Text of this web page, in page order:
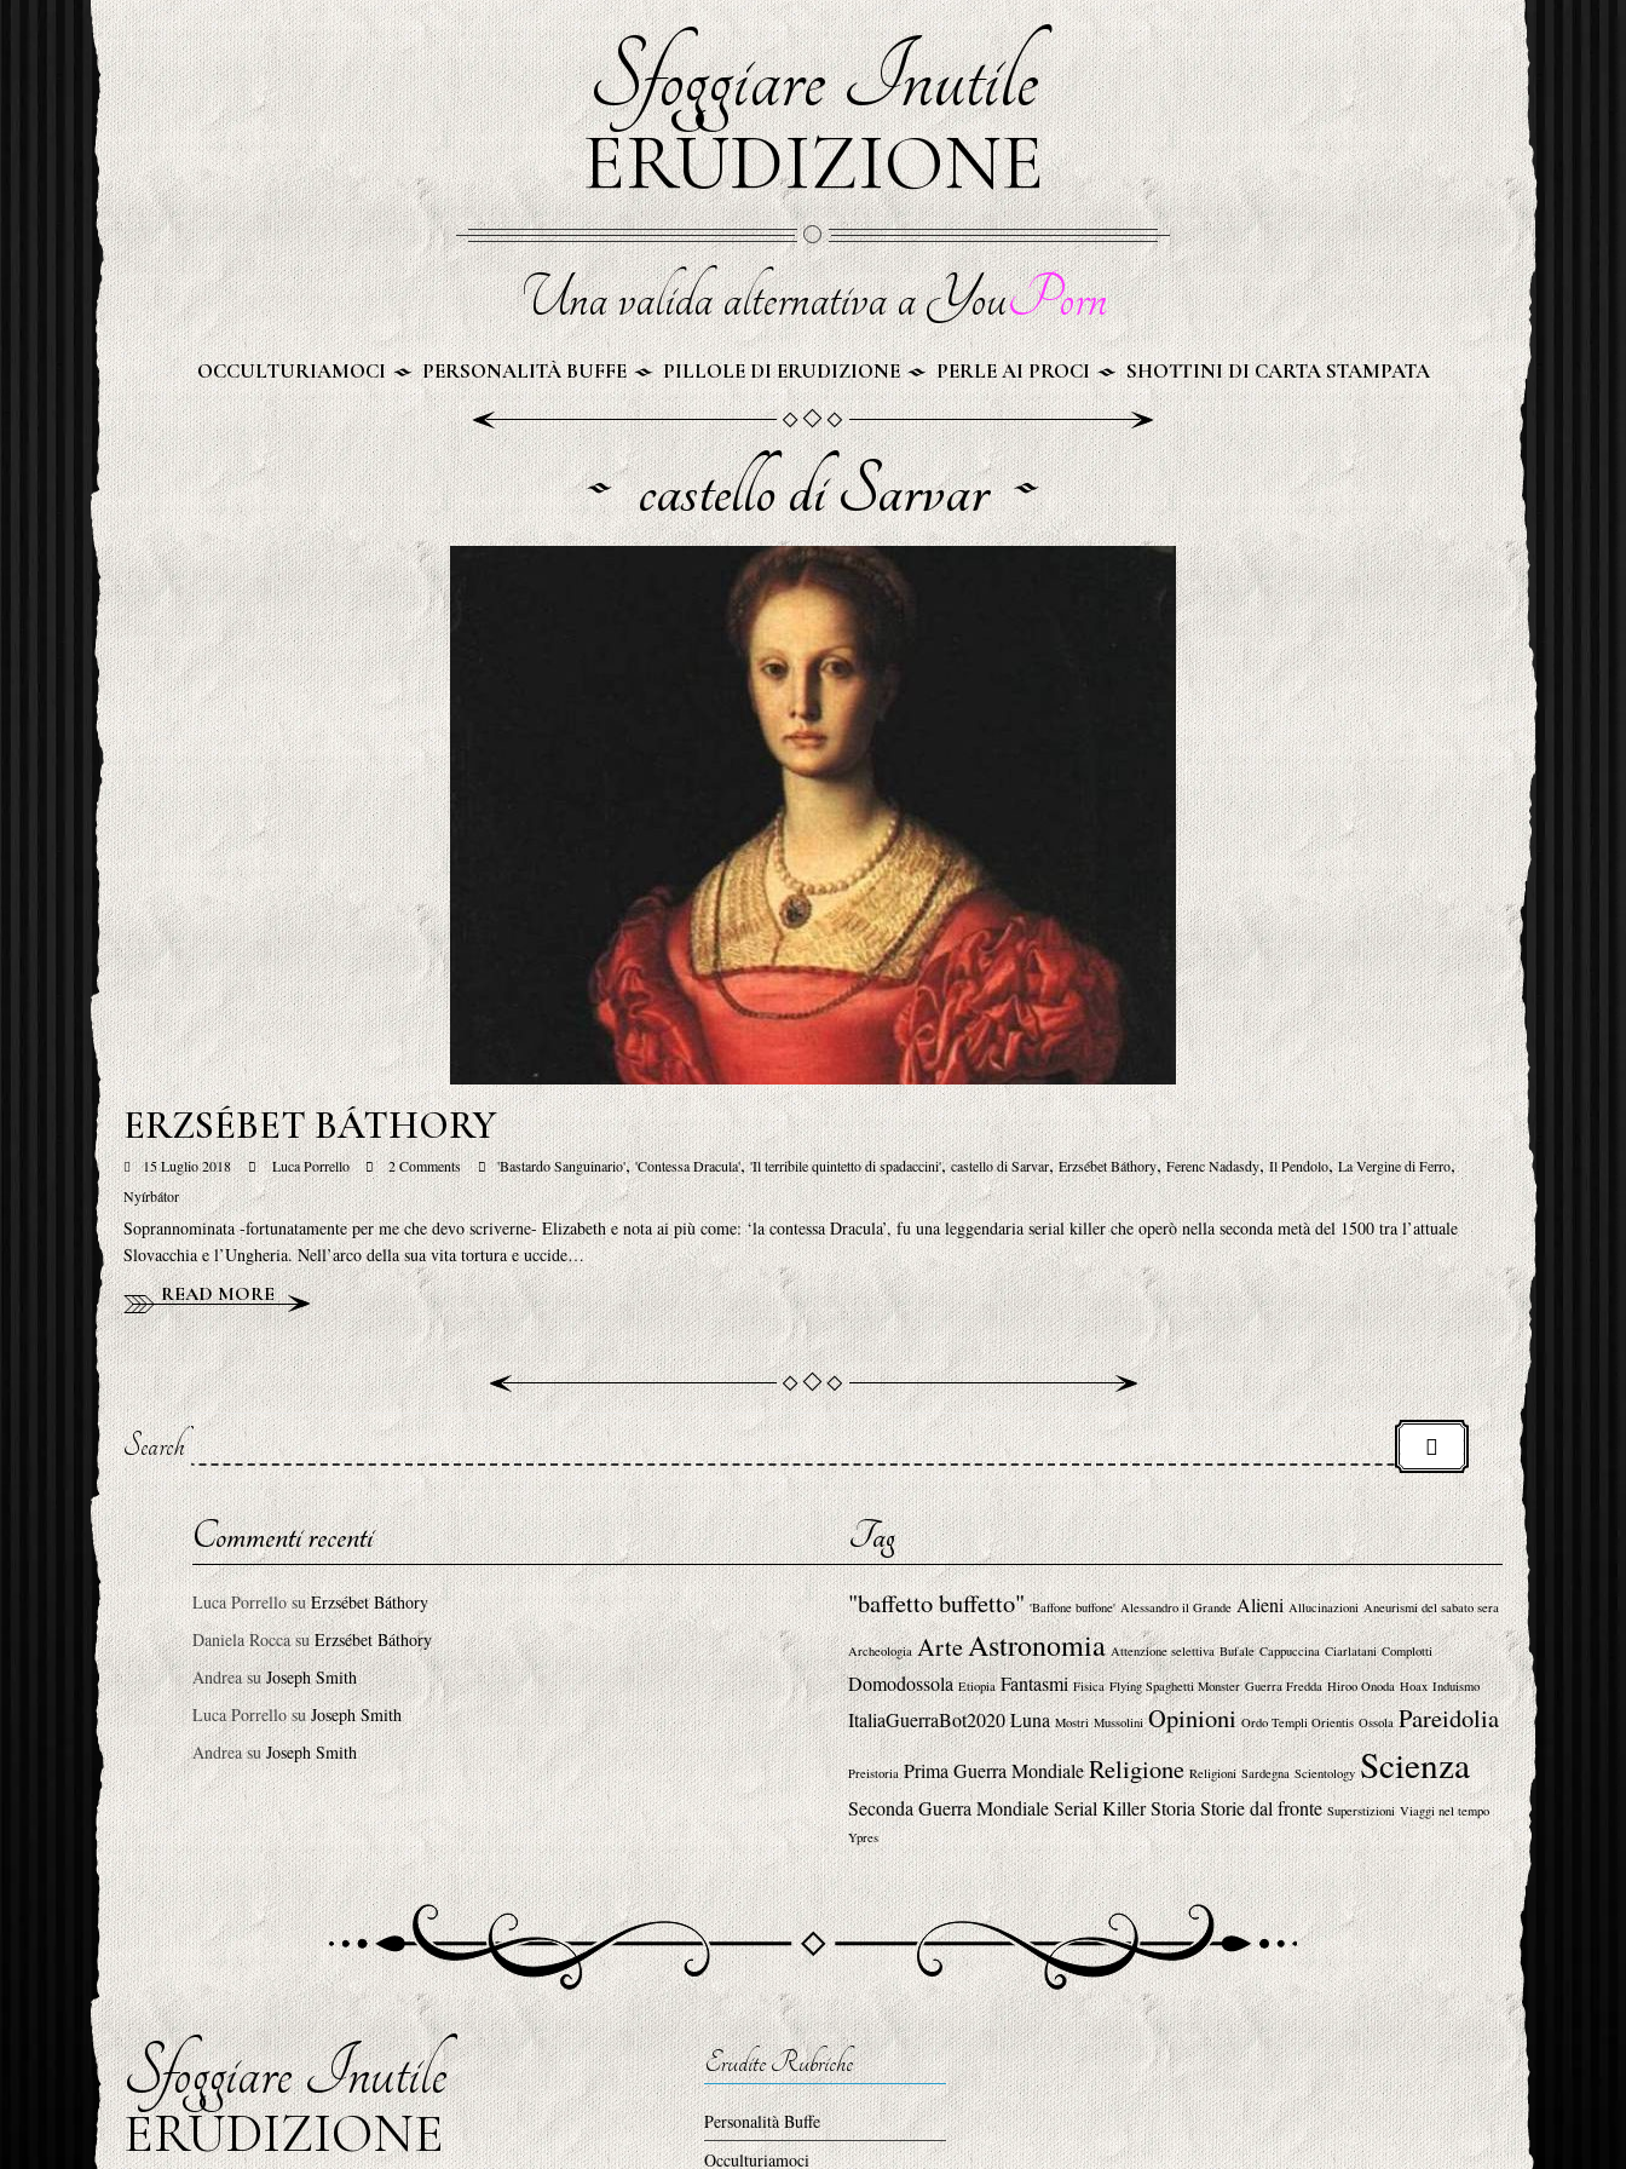
Sfoggiare Inutile
ERUDIZIONE
Una valida alternativa a YouPorn
OCCULTURIAMOCI PERSONALITÀ BUFFE PILLOLE DI ERUDIZIONE PERLE AI PROCI SHOTTINI DI CARTA STAMPATA
castello di Sarvar
ERZSÉBET BÁTHORY
15 Luglio 2018 Luca Porrello 2 Comments 'Bastardo Sanguinario','Contessa Dracula','Il terribile quintetto di spadaccini',castello di Sarvar,Erzsébet Báthory,Ferenc Nadasdy,Il Pendolo,La Vergine di Ferro,
Nyírbátor
Soprannominata -fortunatamente per me che devo scriverne- Elizabeth e nota ai più come: ‘la contessa Dracula’, fu una leggendaria serial killer che operò nella seconda metà del 1500 tra l’attuale
Slovacchia e l’Ungheria. Nell’arco della sua vita tortura e uccide…
READ MORE
Search
Commenti recenti
Luca PorrellosuErzsébet Báthory
Daniela RoccasuErzsébet Báthory
AndreasuJoseph Smith
Luca PorrellosuJoseph Smith
AndreasuJoseph Smith
Tag
"baffetto buffetto" 'Baffone buffone' Alessandro il Grande Alieni Allucinazioni Aneurismi del sabato sera
Archeologia ArteAstronomia Attenzione selettiva Bufale Cappuccina Ciarlatani Complotti
Domodossola Etiopia Fantasmi Fisica Flying Spaghetti Monster Guerra Fredda Hiroo Onoda Hoax Induismo
ItaliaGuerraBot2020Luna Mostri Mussolini Opinioni Ordo Templi Orientis Ossola Pareidolia
Preistoria Prima Guerra MondialeReligione Religioni Sardegna Scientology Scienza
Seconda Guerra MondialeSerial Killer StoriaStorie dal fronte Superstizioni Viaggi nel tempo
Ypres
Sfoggiare Inutile
ERUDIZIONE
Erudite Rubriche
Personalità Buffe
Occulturiamoci